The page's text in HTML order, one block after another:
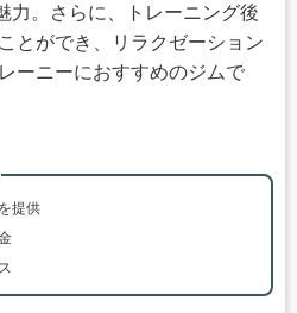
力。さらに、トレーニング後
とができ、リラクゼーション
ーニーにおすすめのジムで
提供